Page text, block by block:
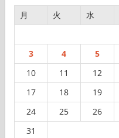
月 火 水
3
4 5
10
11 12
17
18 19
24
25 26
31